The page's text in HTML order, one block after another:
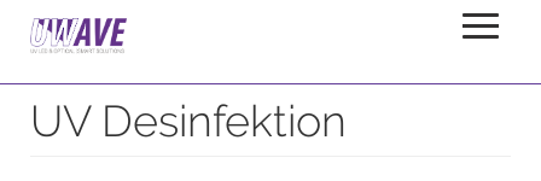
Startseite
UV Desinfektion